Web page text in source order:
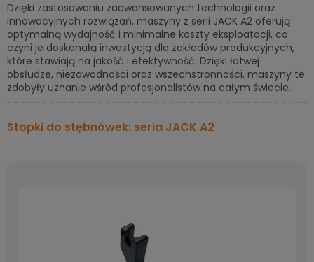
Dzięki zastosowaniu zaawansowanych technologii oraz
innowacyjnych rozwiązań, maszyny z serii JACK A2 oferują
optymalną wydajność i minimalne koszty eksploatacji, co
czyni je doskonałą inwestycją dla zakładów produkcyjnych,
które stawiają na jakość i efektywność. Dzięki łatwej
obsłudze, niezawodności oraz wszechstronności, maszyny te
zdobyły uznanie wśród profesjonalistów na całym świecie.
Stopki do stębnówek: seria JACK A2